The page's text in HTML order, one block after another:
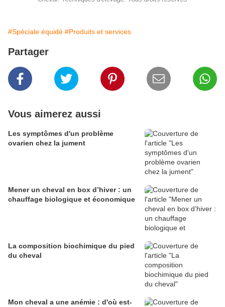
#Spéciale équidé #Produits et services
Partager
Vous aimerez aussi
Les symptômes d'un problème
ovarien chez la jument
Mener un cheval en box d’hiver : un
chauffage biologique et économique
La composition biochimique du pied
du cheval
Mon cheval a une anémie : d'où est-